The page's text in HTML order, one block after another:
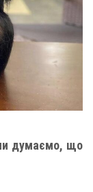
думаємо, що